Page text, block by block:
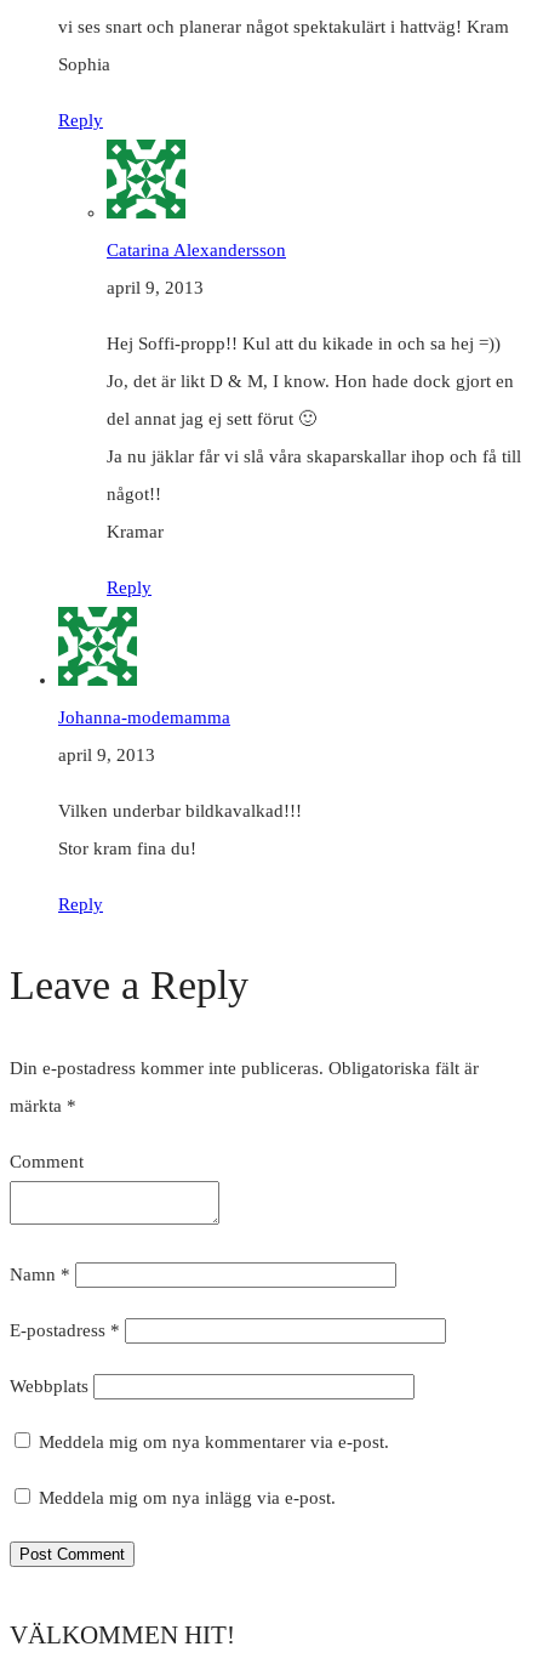
vi ses snart och planerar något spektakulärt i hattväg! Kram
Sophia
Reply
Catarina Alexandersson
april 9, 2013
Hej Soffi-propp!! Kul att du kikade in och sa hej =))
Jo, det är likt D & M, I know. Hon hade dock gjort en
del annat jag ej sett förut 🙂
Ja nu jäklar får vi slå våra skaparskallar ihop och få till
något!!
Kramar
Reply
Johanna-modemamma
april 9, 2013
Vilken underbar bildkavalkad!!!
Stor kram fina du!
Reply
Leave a Reply
Din e-postadress kommer inte publiceras. Obligatoriska fält är
märkta *
Comment
Namn *
E-postadress *
Webbplats
Meddela mig om nya kommentarer via e-post.
Meddela mig om nya inlägg via e-post.
VÄLKOMMEN HIT!